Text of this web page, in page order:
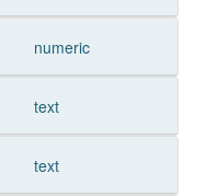
numeric
text
text